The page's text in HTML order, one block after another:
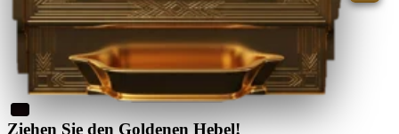
Ziehen Sie den Goldenen Hebel!